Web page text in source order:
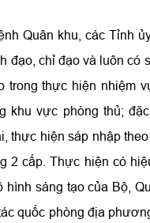
Quân khu, các Tỉnh
đạo, chỉ đạo và luôn có
trong thực hiện nhiệm
khu vực phòng thủ;
thực hiện sáp nhập
2 cấp. Thực hiện có
hình sáng tạo của Bộ,
quốc phòng địa